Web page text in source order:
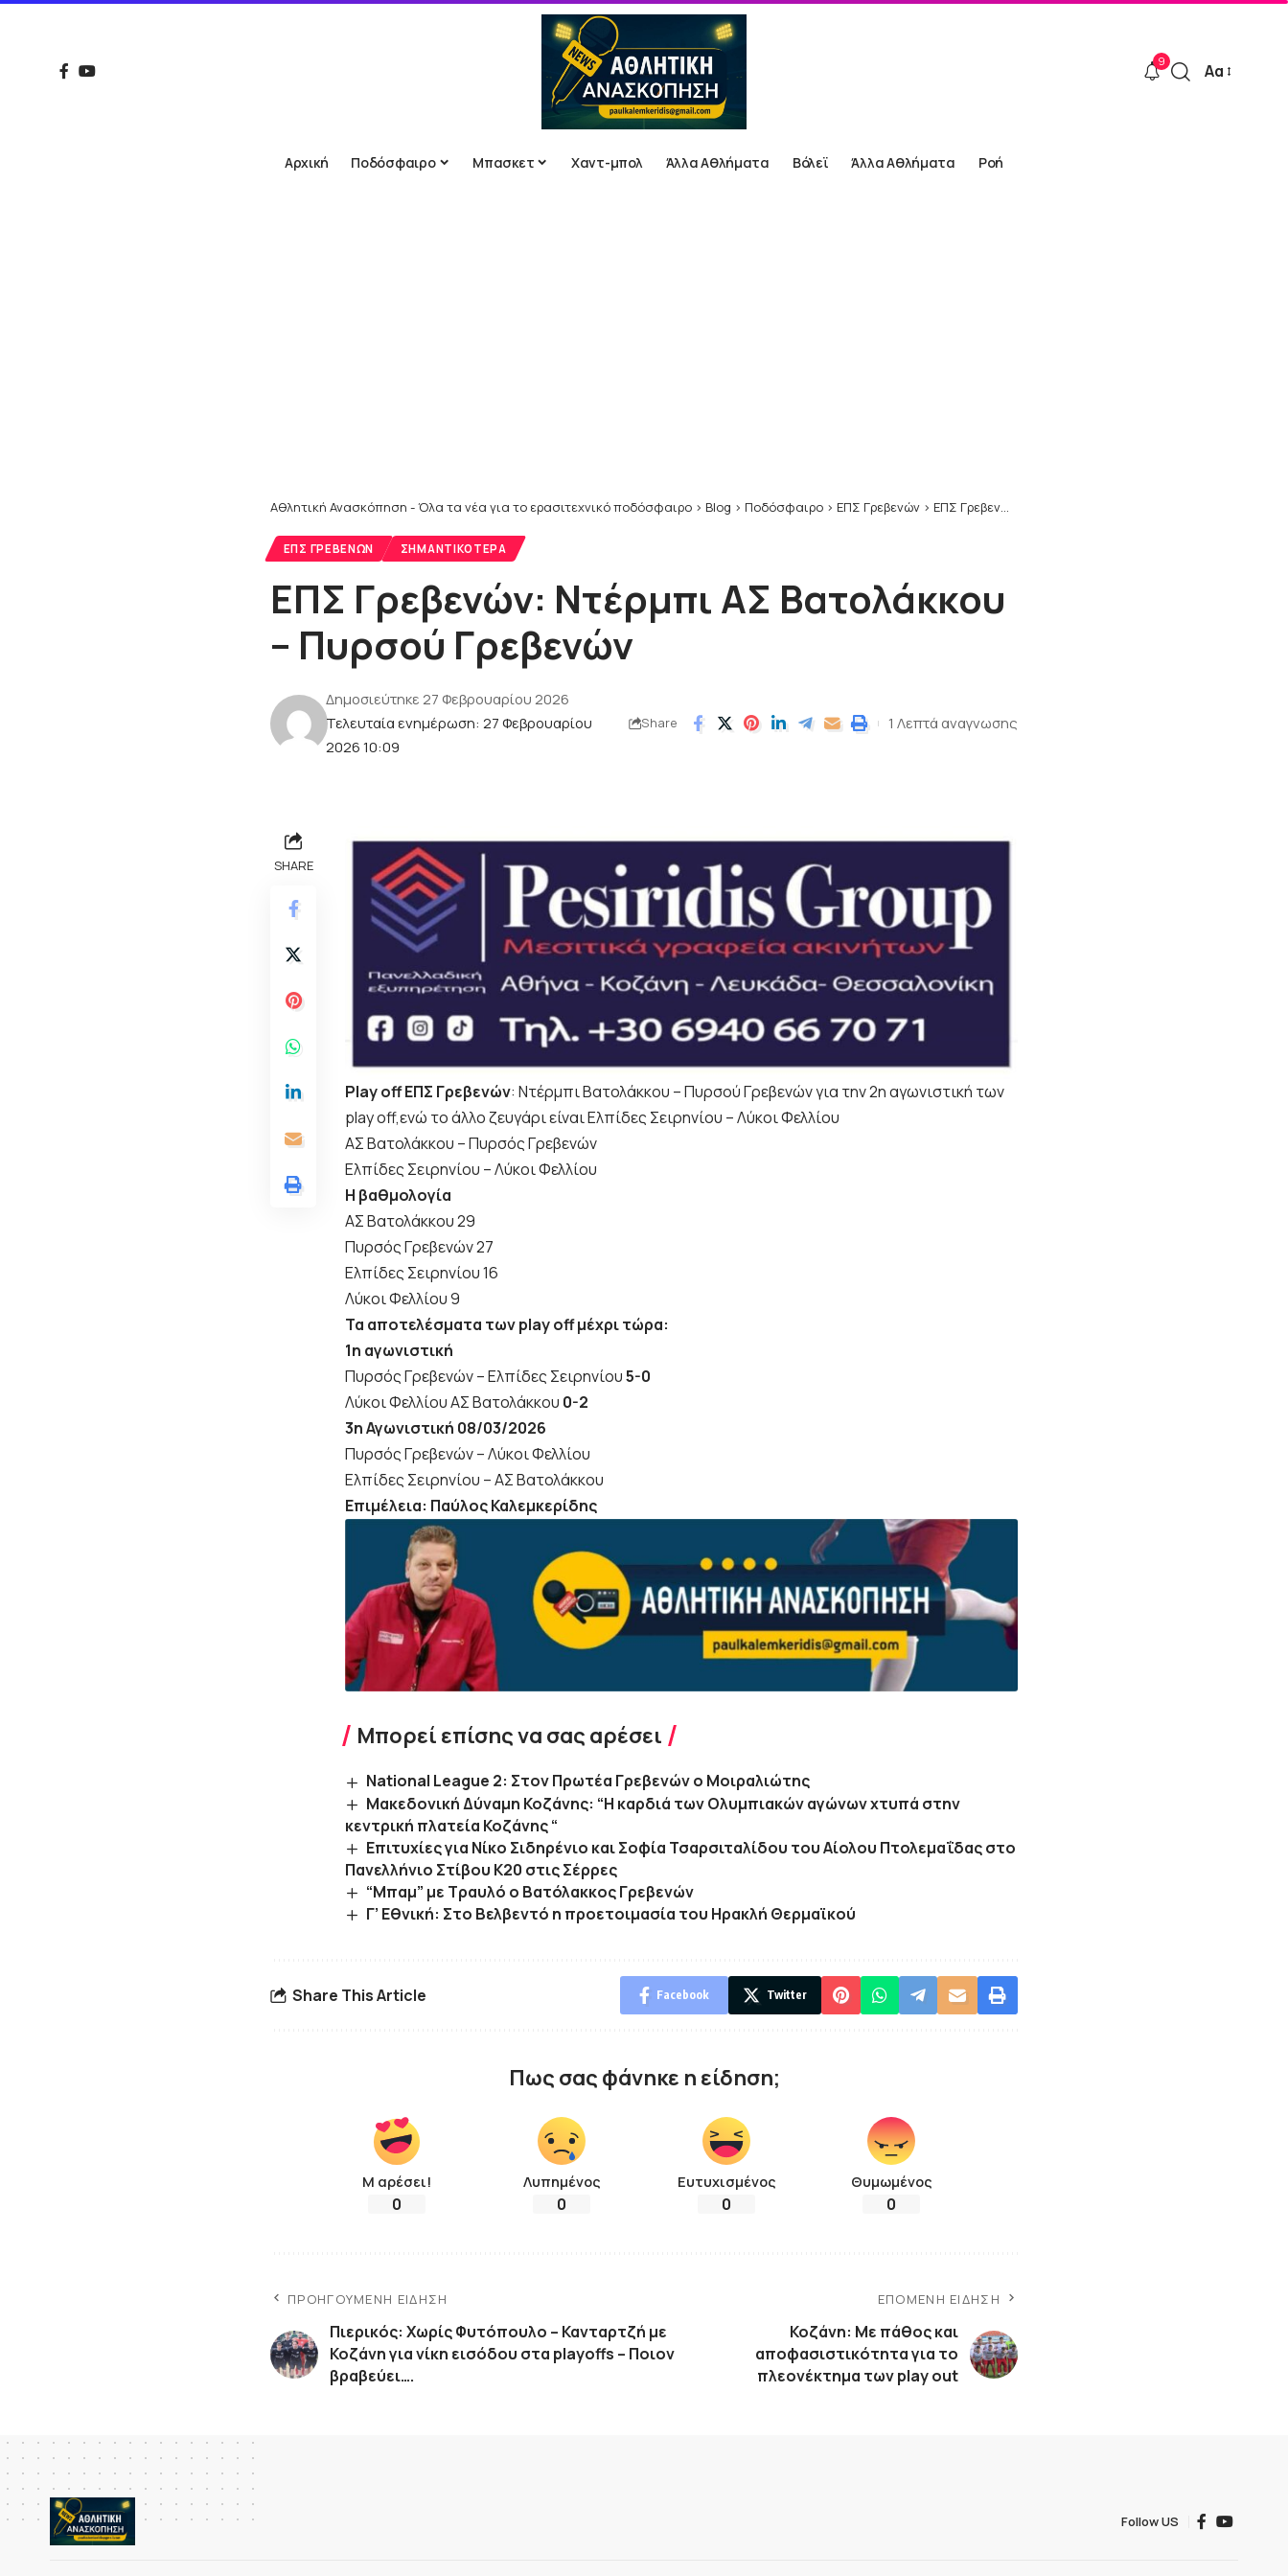
9
Font
Αα
Αρχική Ποδόσφαιρο Μπασκετ Χαντ-μπολ Άλλα Αθλήματα Βόλεϊ Άλλα Αθλήματα Ροή
Αθλητική Ανασκόπηση - Όλα τα νέα για το ερασιτεχνικό ποδόσφαιρο > Blog > Ποδόσφαιρο > ΕΠΣ Γρεβενών > ΕΠΣ Γρεβενών: Ντέρμπι ΑΣ Βατολάκκου – Πυρσού Γρεβενών
ΕΠΣ ΓΡΕΒΕΝΏΝ ΣΗΜΑΝΤΙΚΌΤΕΡΑ
ΕΠΣ Γρεβενών: Ντέρμπι ΑΣ Βατολάκκου
– Πυρσού Γρεβενών
Τελευταία ενημέρωση: 27 Φεβρουαρίου
2026 10:09
Δημοσιεύτηκε 27 Φεβρουαρίου 2026
Share 1 Λεπτά αναγνωσης
SHARE
Play off ΕΠΣ Γρεβενών: Ντέρμπι Βατολάκκου – Πυρσού Γρεβενών για την 2η αγωνιστική των
play off,ενώ το άλλο ζευγάρι είναι Ελπίδες Σειρηνίου – Λύκοι Φελλίου
ΑΣ Βατολάκκου – Πυρσός Γρεβενών
Ελπίδες Σειρηνίου – Λύκοι Φελλίου
Η βαθμολογία
ΑΣ Βατολάκκου 29
Πυρσός Γρεβενών 27
Ελπίδες Σειρηνίου 16
Λύκοι Φελλίου 9
Τα αποτελέσματα των play off μέχρι τώρα:
1η αγωνιστική
Πυρσός Γρεβενών – Ελπίδες Σειρηνίου5-0
Λύκοι Φελλίου ΑΣ Βατολάκκου 0-2
3η Αγωνιστική 08/03/2026
Πυρσός Γρεβενών – Λύκοι Φελλίου
Ελπίδες Σειρηνίου – ΑΣ Βατολάκκου
Επιμέλεια: Παύλος Καλεμκερίδης
Μπορεί επίσης να σας αρέσει
National League 2: Στον Πρωτέα Γρεβενών ο Μοιραλιώτης
Μακεδονική Δύναμη Κοζάνης: “Η καρδιά των Ολυμπιακών αγώνων χτυπά στην
κεντρική πλατεία Κοζάνης “
Επιτυχίες για Νίκο Σιδηρένιο και Σοφία Τσαρσιταλίδου του Αίολου Πτολεμαΐδας στο
Πανελλήνιο Στίβου Κ20 στις Σέρρες
“Μπαμ” με Τραυλό ο Βατόλακκος Γρεβενών
Γ’ Εθνική: Στο­­ Βελβεντό η­ προετοιμασία­ του­ Ηρακλή ­Θερμαϊκού
Share This Article Facebook Twitter
Πως σας φάνηκε η είδηση;
Μ αρέσει!
0
Λυπημένος
0
Ευτυχισμένος
0
Θυμωμένος
0
ΠΡΟΗΓΟΎΜΕΝΗ ΕΊΔΗΣΗ
Πιερικός: Χωρίς Φυτόπουλο – Κανταρτζή με
Κοζάνη για νίκη εισόδου στα playoffs – Ποιον
βραβεύει….
ΕΠΌΜΕΝΗ ΕΊΔΗΣΗ
Κοζάνη: Με πάθος και
αποφασιστικότητα για το
πλεονέκτημα των play out
Follow US